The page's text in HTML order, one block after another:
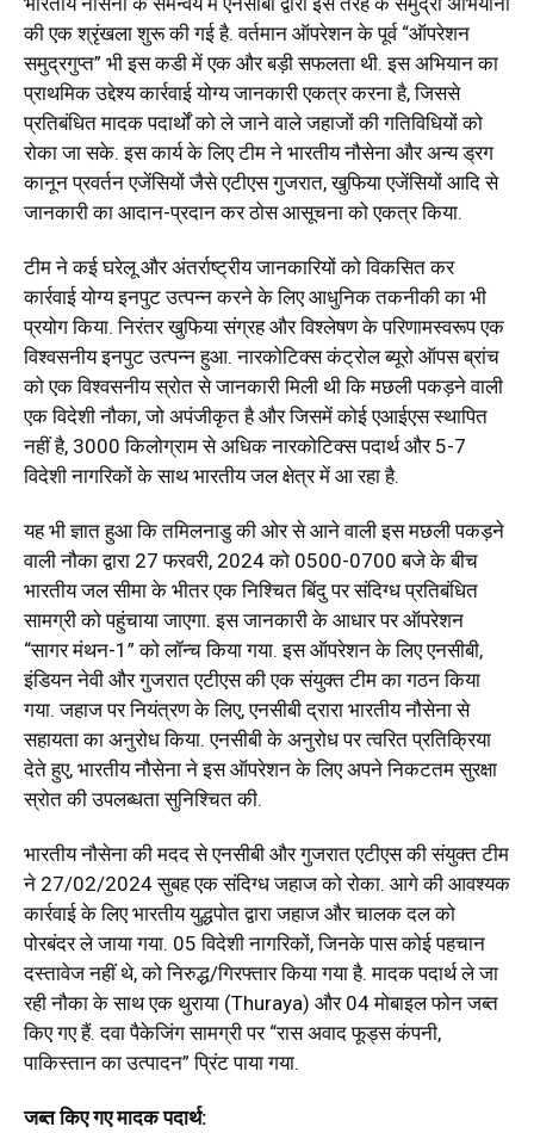
की एक श्रृंखला शुरू की गई है. वर्तमान ऑपरेशन के पूर्व “ऑपरेशन
समुद्रगुप्त” भी इस कडी में एक और बड़ी सफलता थी. इस अभियान का
प्राथमिक उद्देश्य कार्रवाई योग्य जानकारी एकत्र करना है, जिससे
प्रतिबंधित मादक पदार्थों को ले जाने वाले जहाजों की गतिविधियों को
रोका जा सके. इस कार्य के लिए टीम ने भारतीय नौसेना और अन्य ड्रग
कानून प्रवर्तन एजेंसियों जैसे एटीएस गुजरात, खुफिया एजेंसियों आदि से
जानकारी का आदान-प्रदान कर ठोस आसूचना को एकत्र किया.
टीम ने कई घरेलू और अंतर्राष्ट्रीय जानकारियों को विकसित कर
कार्रवाई योग्य इनपुट उत्पन्न करने के लिए आधुनिक तकनीकी का भी
प्रयोग किया. निरंतर खुफिया संग्रह और विश्लेषण के परिणामस्वरूप एक
विश्वसनीय इनपुट उत्पन्न हुआ. नारकोटिक्स कंट्रोल ब्यूरो ऑपस ब्रांच
को एक विश्वसनीय स्रोत से जानकारी मिली थी कि मछली पकड़ने वाली
एक विदेशी नौका, जो अपंजीकृत है और जिसमें कोई एआईएस स्थापित
नहीं है, 3000 किलोग्राम से अधिक नारकोटिक्स पदार्थ और 5-7
विदेशी नागरिकों के साथ भारतीय जल क्षेत्र में आ रहा है.
यह भी ज्ञात हुआ कि तमिलनाडु की ओर से आने वाली इस मछली पकड़ने
वाली नौका द्वारा 27 फरवरी, 2024 को 0500-0700 बजे के बीच
भारतीय जल सीमा के भीतर एक निश्चित बिंदु पर संदिग्ध प्रतिबंधित
सामग्री को पहुंचाया जाएगा. इस जानकारी के आधार पर ऑपरेशन
“सागर मंथन-1” को लॉन्च किया गया. इस ऑपरेशन के लिए एनसीबी,
इंडियन नेवी और गुजरात एटीएस की एक संयुक्त टीम का गठन किया
गया. जहाज पर नियंत्रण के लिए, एनसीबी द्रारा भारतीय नौसेना से
सहायता का अनुरोध किया. एनसीबी के अनुरोध पर त्वरित प्रतिक्रिया
देते हुए, भारतीय नौसेना ने इस ऑपरेशन के लिए अपने निकटतम सुरक्षा
स्रोत की उपलब्धता सुनिश्चित की.
भारतीय नौसेना की मदद से एनसीबी और गुजरात एटीएस की संयुक्त टीम
ने 27/02/2024 सुबह एक संदिग्ध जहाज को रोका. आगे की आवश्यक
कार्रवाई के लिए भारतीय युद्धपोत द्वारा जहाज और चालक दल को
पोरबंदर ले जाया गया. 05 विदेशी नागरिकों, जिनके पास कोई पहचान
दस्तावेज नहीं थे, को निरुद्ध/गिरफ्तार किया गया है. मादक पदार्थ ले जा
रही नौका के साथ एक थुराया (Thuraya) और 04 मोबाइल फोन जब्त
किए गए हैं. दवा पैकेजिंग सामग्री पर “रास अवाद फूड्स कंपनी,
पाकिस्तान का उत्पादन” प्रिंट पाया गया.
जब्त किए गए मादक पदार्थ: